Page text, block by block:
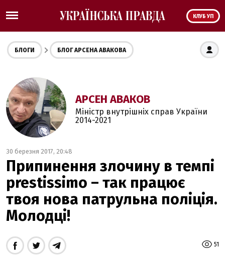
КЛУБ УП
БЛОГИ БЛОГ АРСЕНА АВАКОВА
АРСЕН АВАКОВ
Міністр внутрішніх справ України
2014-2021
30 березня 2017, 20:48
Припинення злочину в темпі
prestissimo – так працює
твоя нова патрульна поліція.
Молодці!
51